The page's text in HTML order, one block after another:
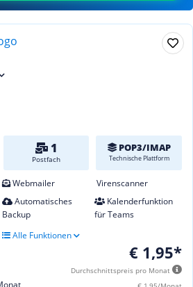
1
Postfach
POP3/IMAP
Technische Plattform
Webmailer
Virenscanner
Automatisches
Backup
Kalenderfunktion
für Teams
Alle Funktionen
€ 1,95*
Durchschnittspreis pro Monat